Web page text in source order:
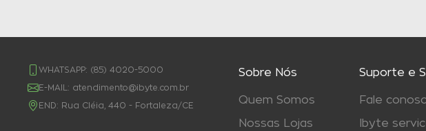
WHATSAPP: (85) 4020-5000
E-MAIL: atendimento@ibyte.com.br
END: Rua Cléia, 440 - Fortaleza/CE
Sobre Nós
Quem Somos
Nossas Lojas
Suporte e
Fale
Ibyte